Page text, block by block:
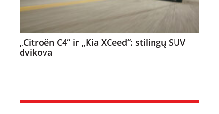
„Citroën C4“ ir „Kia XCeed“: stilingų SUV
dvikova